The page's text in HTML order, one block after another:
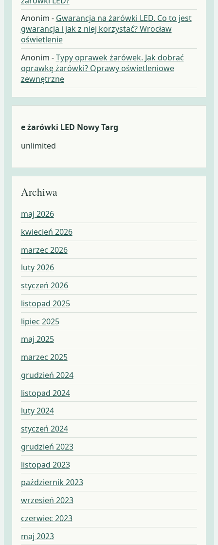
Anonim - Gwarancja na żarówki LED. Co to jest
gwarancja i jak z niej korzystać? Wrocław
oświetlenie
Anonim -Typy oprawek żarówek. Jak dobrać
oprawkę żarówki? Oprawy oświetleniowe
zewnętrzne
e żarówki LED Nowy Targ
unlimited
Archiwa
maj 2026
kwiecień 2026
marzec 2026
luty 2026
styczeń 2026
listopad 2025
lipiec 2025
maj 2025
marzec 2025
grudzień 2024
listopad 2024
luty 2024
styczeń 2024
grudzień 2023
listopad 2023
październik 2023
wrzesień 2023
czerwiec 2023
maj 2023